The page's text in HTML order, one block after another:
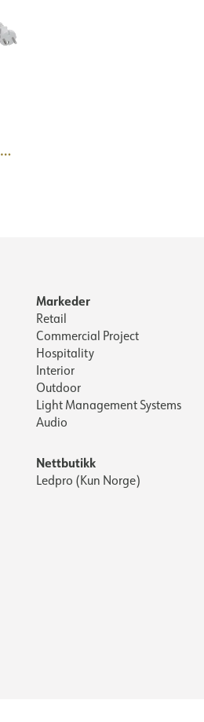
Markeder
Retail
Commercial Project
Hospitality
Interior
Outdoor
Light Management Systems
Audio
Nettbutikk
Ledpro (Kun Norge)